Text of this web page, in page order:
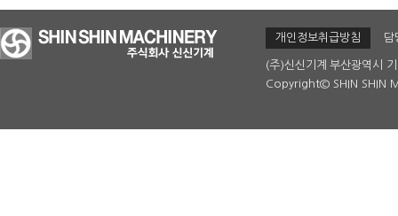
개인정보취급방침 담
(주)신신기계 부산광역시
Copyright© SHIN SHIN